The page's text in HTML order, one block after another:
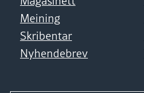
Meining
Skribentar
Nyhendebrev